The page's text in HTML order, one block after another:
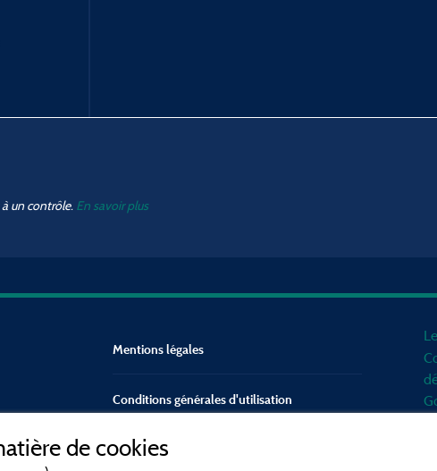
un contrôle. En savoir plus
Mentions légales
Conditions générales d'utilisation
Contact
de cookies